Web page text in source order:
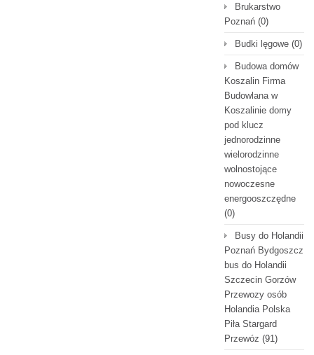
Brukarstwo
Poznań (0)
Budki lęgowe (0)
Budowa domów
Koszalin Firma
Budowlana w
Koszalinie domy
pod klucz
jednorodzinne
wielorodzinne
wolnostojące
nowoczesne
energooszczędne
(0)
Busy do Holandii
Poznań Bydgoszcz
bus do Holandii
Szczecin Gorzów
Przewozy osób
Holandia Polska
Piła Stargard
Przewóz (91)